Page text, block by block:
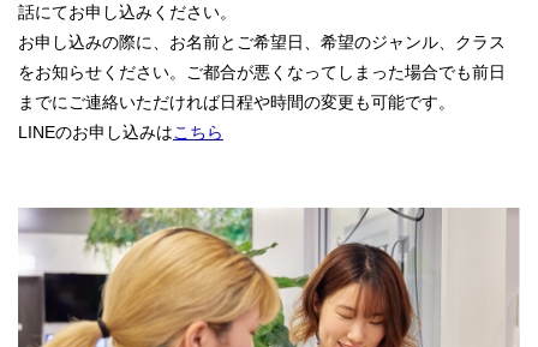
話にてお申し込みください。
お申し込みの際に、お名前とご希望日、希望のジャンル、クラス
をお知らせください。ご都合が悪くなってしまった場合でも前日
までにご連絡いただければ日程や時間の変更も可能です。
LINEのお申し込みはこちら